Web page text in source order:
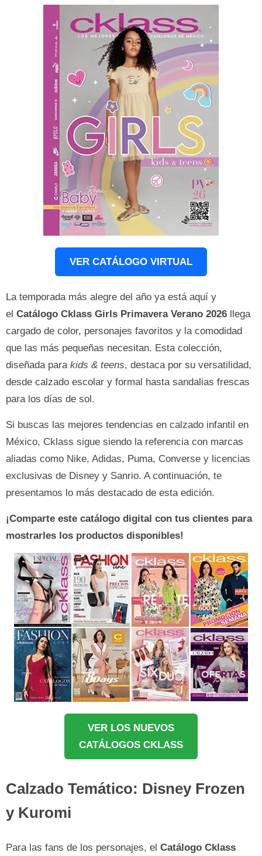
VER CATÁLOGO VIRTUAL
La temporada más alegre del año ya está aquí y
el Catálogo Cklass Girls Primavera Verano 2026 llega
cargado de color, personajes favoritos y la comodidad
que las más pequeñas necesitan. Esta colección,
diseñada para kids & teens, destaca por su versatilidad,
desde calzado escolar y formal hasta sandalias frescas
para los días de sol.
Si buscas las mejores tendencias en calzado infantil en
México, Cklass sigue siendo la referencia con marcas
aliadas como Nike, Adidas, Puma, Converse y licencias
exclusivas de Disney y Sanrio. A continuación, te
presentamos lo más destacado de esta edición.
¡Comparte este catálogo digital con tus clientes para
mostrarles los productos disponibles!
VER LOS NUEVOS
CATÁLOGOS CKLASS
Calzado Temático: Disney Frozen
y Kuromi
Para las fans de los personajes, el Catálogo Cklass